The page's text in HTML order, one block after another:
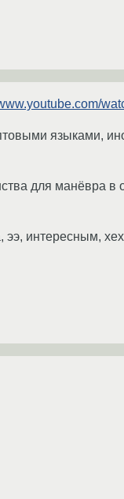
языками,
для манёвра
ээ, интересным,